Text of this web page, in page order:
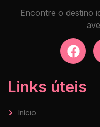
Encontre o destino
Links úteis
Início